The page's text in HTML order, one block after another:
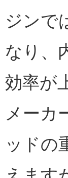
ジンで
なり、
効率が
メーカ
ッドの